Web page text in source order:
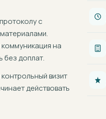
с
на
без доплат.
визит
действовать